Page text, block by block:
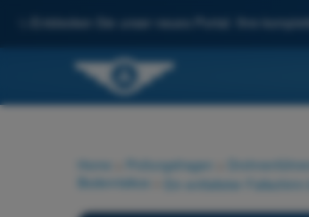
Entdecken Sie unser neues Portal: Ihre
Home Prüfungsfragen
Bodenrisikos